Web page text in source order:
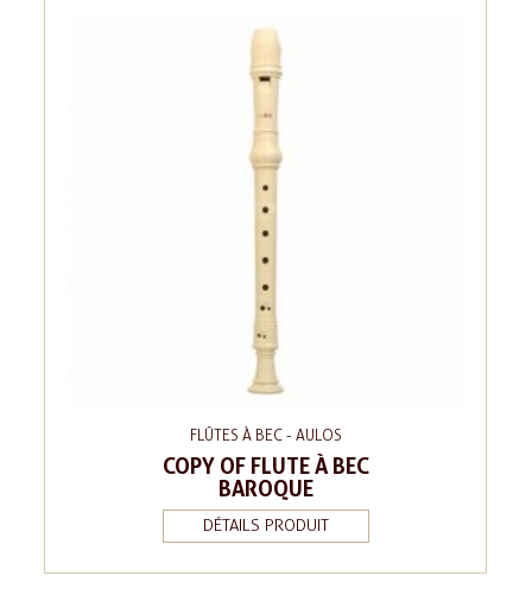
FLÛTES À BEC - AULOS
COPY OF FLUTE À BEC
BAROQUE
DÉTAILS PRODUIT